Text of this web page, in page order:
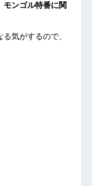
モンゴル特番に関
気がするので、